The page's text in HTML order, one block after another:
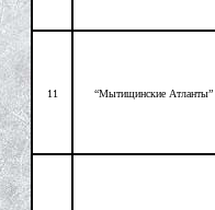
11 “Мытищинские